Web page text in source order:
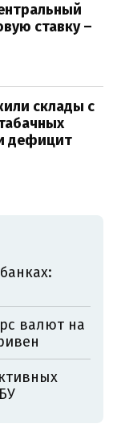
ставку –
склады с
дефицит
валют на